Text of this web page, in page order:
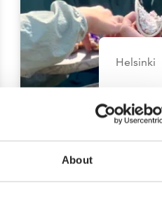
About
Helsinki
（バル
ツ）
で味